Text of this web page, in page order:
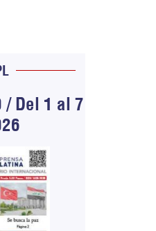
/ Del 1 al 7